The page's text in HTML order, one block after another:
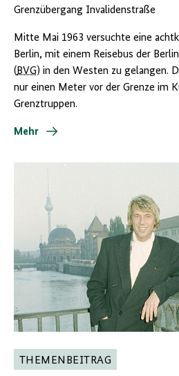
Grenzübergang Invalidenstraße
Mitte Mai 1963 versuchte eine
Berlin, mit einem Reisebus der
( BVG) in den Westen zu gelangen.
nur einen Meter vor der Grenze im
Grenztruppen.
Mehr
THEMENBEITRAG